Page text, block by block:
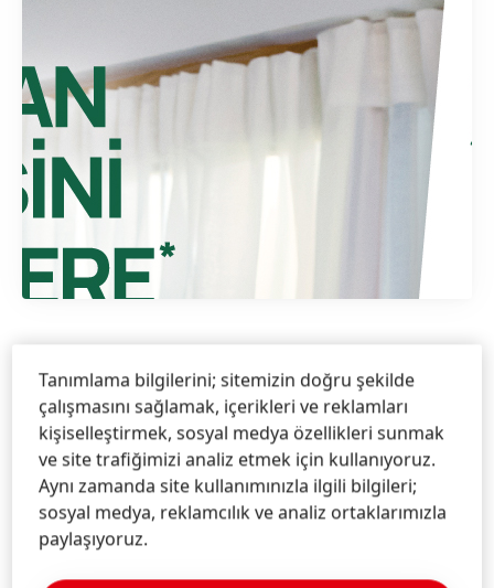
MügeAkay
Med Partners Halkla İlişkiler
0533 650 41 51
muge@medpartners.com.tr
Kartvizit indir
Tanımlama bilgilerini; sitemizin doğru şekilde
çalışmasını sağlamak, içerikleri ve reklamları
kişiselleştirmek, sosyal medya özellikleri sunmak
ve site trafiğimizi analiz etmek için kullanıyoruz.
Aynı zamanda site kullanımınızla ilgili bilgileri;
sosyal medya, reklamcılık ve analiz ortaklarımızla
paylaşıyoruz.